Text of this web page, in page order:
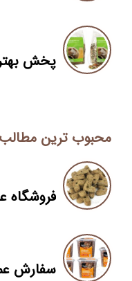
پخش
محبوب ترین مطالب
سفارش